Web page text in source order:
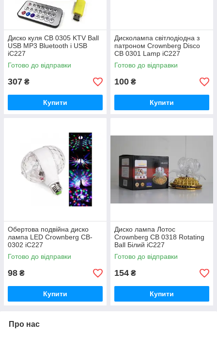
Диско куля CB 0305 KTV Ball
USB MP3 Bluetooth і USB
iC227
Готово до відправки
307 ₴
Купити
Дисколампа світлодіодна з
патроном Crownberg Disco
CB 0301 Lamp iC227
Готово до відправки
100 ₴
Купити
Обертова подвійна диско
лампа LED Crownberg CB-
0302 iC227
Готово до відправки
98 ₴
Купити
Диско лампа Лотос
Crownberg CB 0318 Rotating
Ball Білий iC227
Готово до відправки
154 ₴
Купити
Про нас